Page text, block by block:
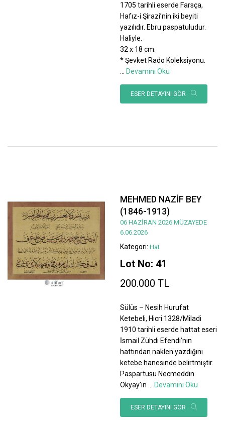
1705 tarihli eserde Farsça,
Hafız-i Şirazi’nin iki beyiti
yazılıdır. Ebru paspatuludur.
Haliyle.
32 x 18 cm.
* Şevket Rado Koleksiyonu.
Devamını Oku
ESER DETAYINI GÖR
MEHMED NAZİF BEY
(1846-1913)
06 HAZİRAN 2026 MÜZAYEDE
6.06.2026
Kategori: Hat
Lot No: 41
200.000 TL
Sülüs – Nesih Hurufat
Ketebeli, Hicri 1328/Miladi
1910 tarihli eserde hattat eseri
İsmail Zühdi Efendi’nin
hattından naklen yazdığını
ketebe hanesinde belirtmiştir.
Paspartusu Necmeddin
Okyay’ın
Devamını Oku
ESER DETAYINI GÖR